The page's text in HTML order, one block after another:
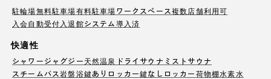
駐輪場無料駐車場有料駐車場ワークスペース複数店舗利用可
入会自動受付 入退館システム導入済
快適性
シャワージャグジー天然温泉 ドライサウナ ミストサウナ
スチームバス岩盤浴鍵ありロッカー鍵なしロッカー荷物棚水素水